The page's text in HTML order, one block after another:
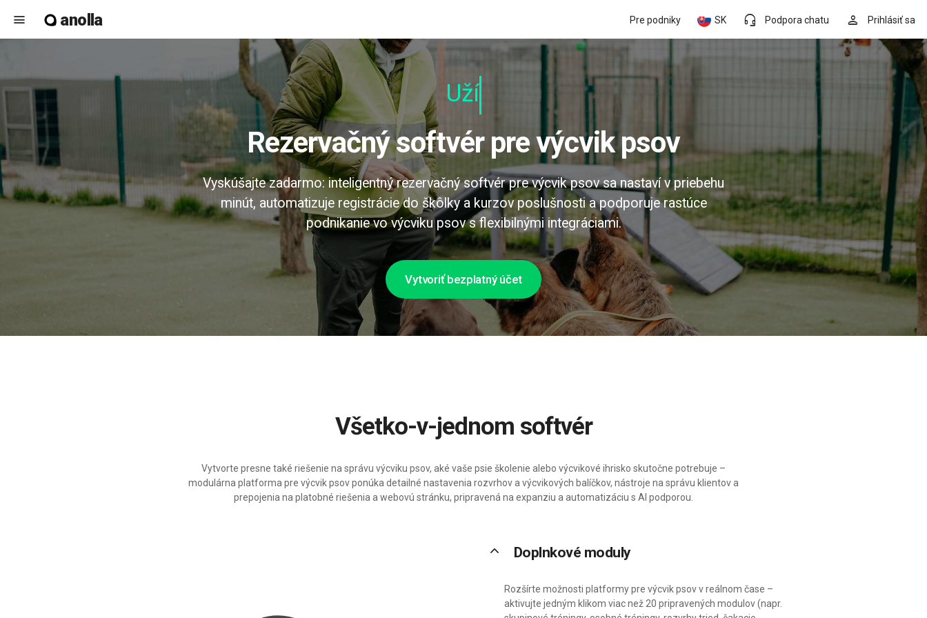
menu anolla person Prihlásiť sa
headset_mic Podpora chatu
SK
Pre podniky
Užívateľ
Rezervačný softvér pre výcvik psov
Vyskúšajte zadarmo: inteligentný rezervačný softvér pre výcvik psov sa nastaví v priebehu
minút, automatizuje registrácie do škôlky a kurzov poslušnosti a podporuje rastúce
podnikanie vo výcviku psov s flexibilnými integráciami.
Vytvoriť bezplatný účet
Všetko-v-jednom softvér
Vytvorte presne také riešenie na správu výcviku psov, aké vaše psie školenie alebo výcvikové ihrisko skutočne potrebuje –
modulárna platforma pre výcvik psov ponúka detailné nastavenia rozvrhov a výcvikových balíčkov, nástroje na správu klientov a
prepojenia na platobné riešenia a webovú stránku, pripravená na expanziu a automatizáciu s AI podporou.
keyboard_arrow_up Doplnkové moduly
Rozšírte možnosti platformy pre výcvik psov v reálnom čase –
aktivujte jedným klikom viac než 20 pripravených modulov (napr.